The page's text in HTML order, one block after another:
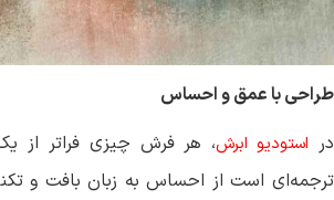
طراحی با عمق و احساس
در استودیو ابرش، هر فرش چیزی فراتر از
ترجمه‌ای است از احساس به زبان بافت و